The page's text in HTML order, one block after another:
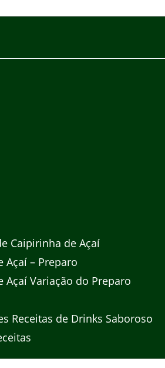
Caipirinha de Açaí
Açaí – Preparo
Açaí Variação do Preparo
Receitas de Drinks Saboroso